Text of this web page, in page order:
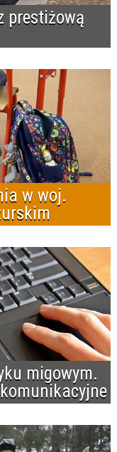
prestiżową
w woj.
migowym.